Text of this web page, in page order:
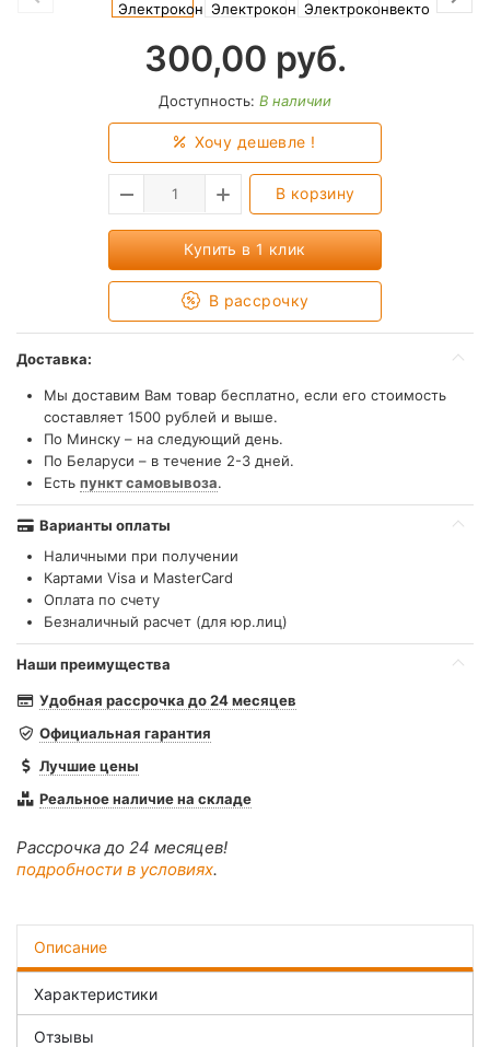
300,00 руб.
Доступность: В наличии
Хочу дешевле !
В корзину
Купить в 1 клик
В рассрочку
Доставка:
Мы доставим Вам товар бесплатно, если его стоимость
составляет 1500 рублей и выше.
По Минску – на следующий день.
По Беларуси – в течение 2-3 дней.
Есть пункт самовывоза.
Варианты оплаты
Наличными при получении
Картами Visa и MasterCard
Оплата по счету
Безналичный расчет (для юр.лиц)
Наши преимущества
Удобная рассрочка до 24 месяцев
Официальная гарантия
Лучшие цены
Реальное наличие на складе
Рассрочка до 24 месяцев!
подробности в условиях.
Описание
Характеристики
Отзывы